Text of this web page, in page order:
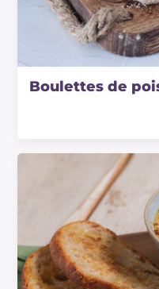
Boulettes de